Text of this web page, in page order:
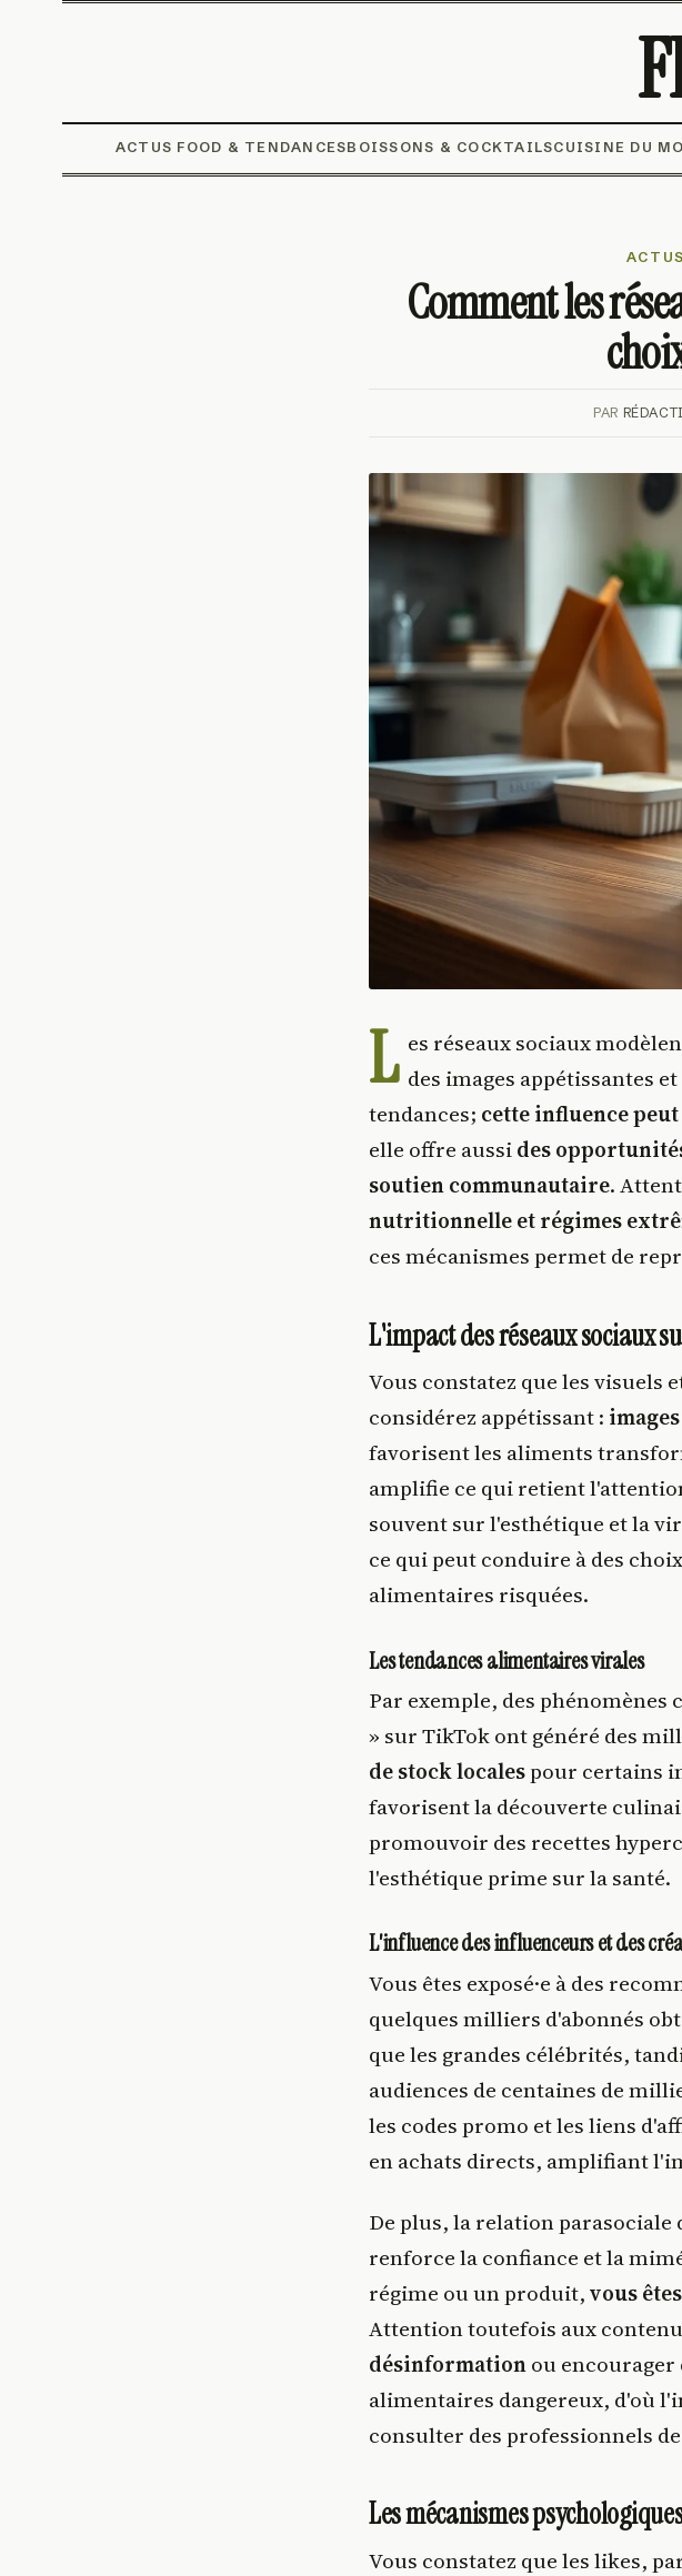
ACTUS FOOD & TENDANCESBOISSONS & COCKTAILSCUISINE DU
Comment les
PAR
L es réseaux sociaux
des images appétissantes
tendances; cette influence
elle offre aussides
soutien communautaire.
nutritionnelle et régimes
ces mécanismes permet de
L'impact des réseaux sociaux
Vous constatez que les visuels
considérez appétissant :
favorisent les aliments
amplifie ce qui retient
souvent sur l'esthétique et la
ce qui peut conduire à des
alimentaires risquées.
Les tendances alimentaires virales
Par exemple, des phénomènes
» sur TikTok ont généré des
de stock localespour certains
favorisent la découverte
promouvoir des recettes
l'esthétique prime sur la santé.
L'influence des influenceurs et des
Vous êtes exposé·e à des
quelques milliers d'abonnés
que les grandes célébrités,
audiences de centaines de
les codes promo et les liens
en achats directs, amplifiant
De plus, la relation
renforce la confiance et la
régime ou un produit,vous
Attention toutefois aux
désinformationou encourager
alimentaires dangereux, d'où
consulter des professionnels
Les mécanismes
Vous constatez que les likes,